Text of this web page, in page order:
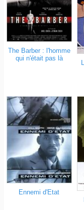
The Barber : l'homme
qui n'était pas là
Ennemi d'Etat